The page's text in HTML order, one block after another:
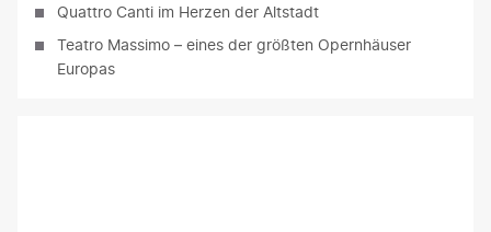
Quattro Canti im Herzen der Altstadt
Teatro Massimo – eines der größten Opernhäuser
Europas